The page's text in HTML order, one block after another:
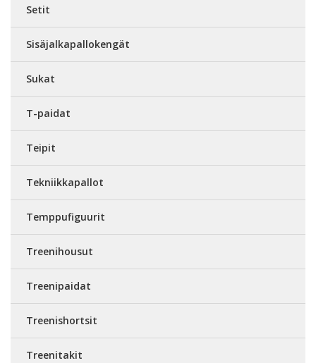
Setit
Sisäjalkapallokengät
Sukat
T-paidat
Teipit
Tekniikkapallot
Temppufiguurit
Treenihousut
Treenipaidat
Treenishortsit
Treenitakit